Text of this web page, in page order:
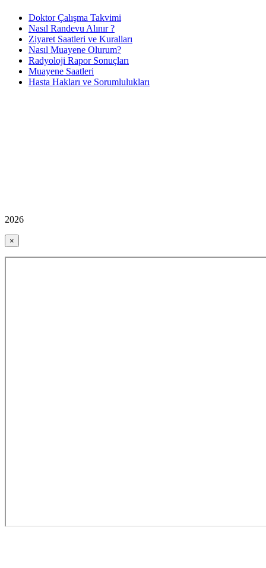
Doktor Çalışma Takvimi
Nasıl Randevu Alınır ?
Ziyaret Saatleri ve Kuralları
Nasıl Muayene Olurum?
Radyoloji Rapor Sonuçları
Muayene Saatleri
Hasta Hakları ve Sorumlulukları
2026
×